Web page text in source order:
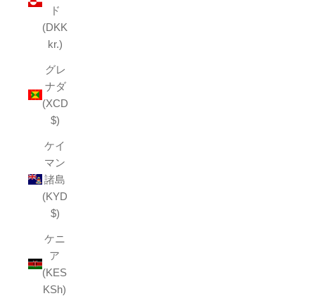
ド
(DKK
kr.)
グレ
ナダ
(XCD
$)
ケイ
マン
諸島
(KYD
$)
ケニ
ア
(KES
KSh)